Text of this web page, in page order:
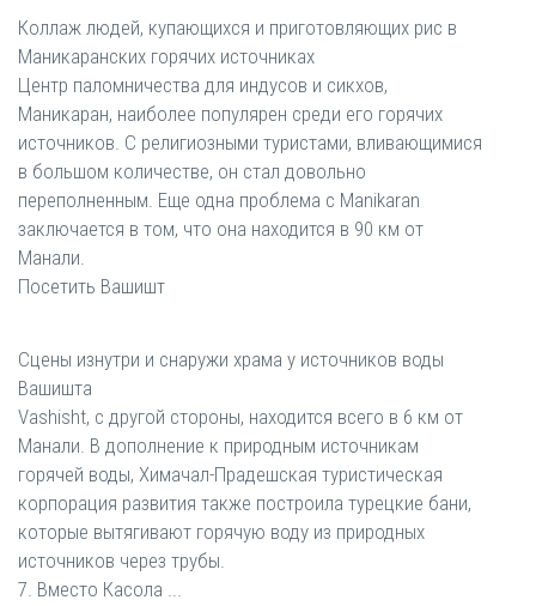
Коллаж людей, купающихся и приготовляющих рис в
Маникаранских горячих источниках
Центр паломничества для индусов и сикхов,
Маникаран, наиболее популярен среди его горячих
источников. С религиозными туристами, вливающимися
в большом количестве, он стал довольно
переполненным. Еще одна проблема с Manikaran
заключается в том, что она находится в 90 км от
Манали.
Посетить Вашишт
Сцены изнутри и снаружи храма у источников воды
Вашишта
Vashisht, с другой стороны, находится всего в 6 км от
Манали. В дополнение к природным источникам
горячей воды, Химачал-Прадешская туристическая
корпорация развития также построила турецкие бани,
которые вытягивают горячую воду из природных
источников через трубы.
7. Вместо Касола ...